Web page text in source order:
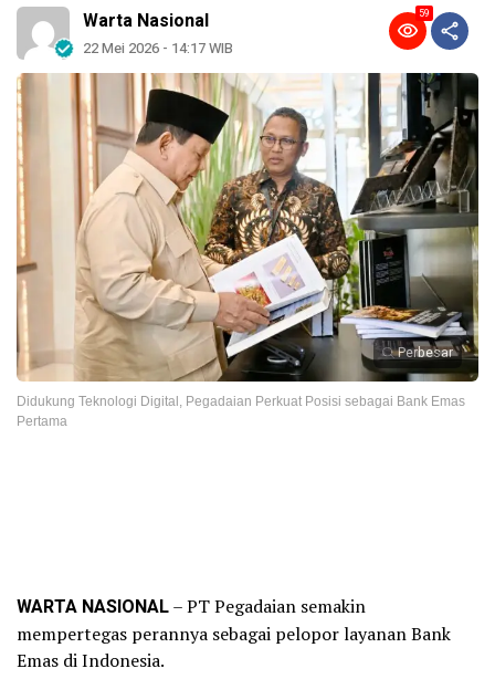
Warta Nasional
22 Mei 2026 - 14:17 WIB
59
Perbesar
Didukung Teknologi Digital, Pegadaian Perkuat Posisi sebagai Bank Emas
Pertama
WARTA NASIONAL– PT Pegadaian semakin
mempertegas perannya sebagai pelopor layanan Bank
Emas di Indonesia.